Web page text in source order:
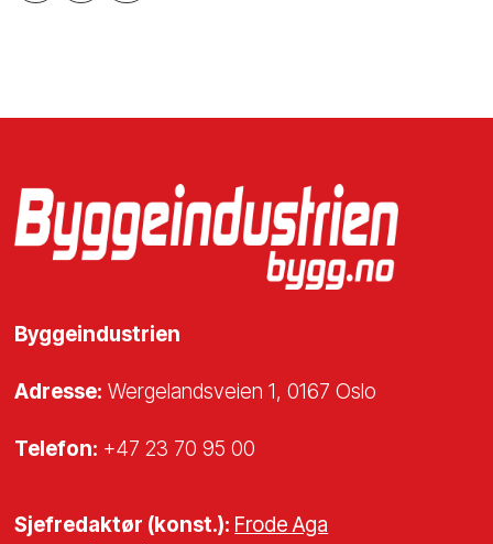
Byggeindustrien
Adresse: Wergelandsveien 1, 0167 Oslo
Telefon: +47 23 70 95 00
Sjefredaktør (konst.): Frode Aga